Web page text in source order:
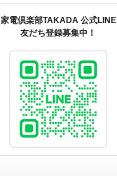
家電倶楽部TAKADA 公式LINE
友だち登録募集中！